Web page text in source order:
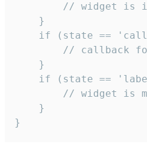
// widget is
    }
if (state ==
// callback
    }
if (state ==
// widget is
    }
}